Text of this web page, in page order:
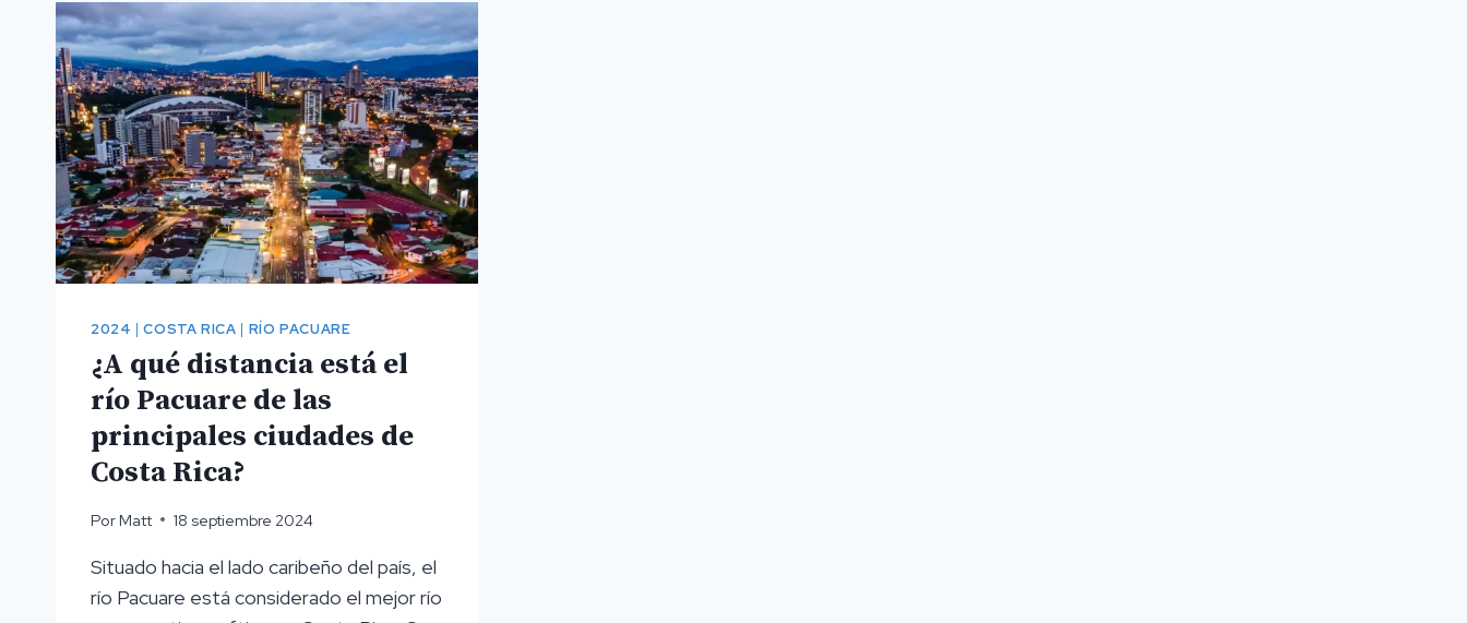
2024 |COSTA RICA | RÍO PACUARE
¿A qué distancia está el
río Pacuare de las
principales ciudades de
Costa Rica?
Por Matt 18 septiembre 2024
Situado hacia el lado caribeño del país, el
río Pacuare está considerado el mejor río